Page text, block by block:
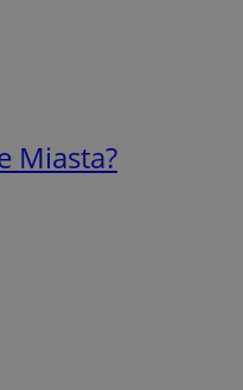
Miasta?